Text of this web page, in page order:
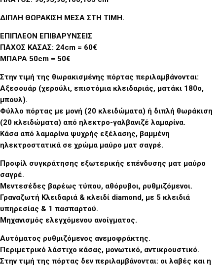
ΔΙΠΛΗ ΘΩΡΑΚΙΣΗ ΜΕΣΑ ΣΤΗ ΤΙΜΗ.
ΕΠΙΠΛΕΟΝ ΕΠΙΒΑΡΥΝΣΕΙΣ
ΠΑΧΟΣ ΚΑΣΑΣ: 24cm = 60€
ΜΠΑΡΑ 50cm = 50€
Στην τιμή της θωρακισμένης πόρτας περιλαμβάνονται:
Αξεσουάρ (χερούλι, επιστόμια κλειδαριάς, ματάκι 180ο,
μπουλ).
Φύλλο πόρτας με μονή (20 κλειδώματα) ή διπλή θωράκιση
(20 κλειδώματα) από ηλεκτρο-γαλβανιζέ λαμαρίνα.
Κάσα από λαμαρίνα ψυχρής εξέλασης, βαμμένη
ηλεκτροστατικά σε χρώμα μαύρο ματ σαγρέ.
Προφίλ συγκράτησης εξωτερικής επένδυσης ματ μαύρο
σαγρέ.
Μεντεσέδες βαρέως τύπου, αθόρυβοι, ρυθμιζόμενοι.
Γραναζωτή Κλειδαριά & κλειδί diamond, με 5 κλειδιά
υπηρεσίας & 1 πασπαρτού.
Μηχανισμός ελεγχόμενου ανοίγματος.
Αυτόματος ρυθμιζόμενος ανεμοφράκτης.
Περιμετρικό λάστιχο κάσας, μονωτικό, αντικρουστικό.
Στην τιμή της πόρτας δεν περιλαμβάνονται: οι λαβές και η